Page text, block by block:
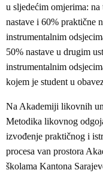
u sljedećim omjerima:
nastave i 60% praktične
instrumentalnim
50% nastave u drugim
instrumentalnim
kojem je student u
Na Akademiji likovnih
Metodika likovnog
izvođenje praktičnog i
procesa van prostora
školama Kantona